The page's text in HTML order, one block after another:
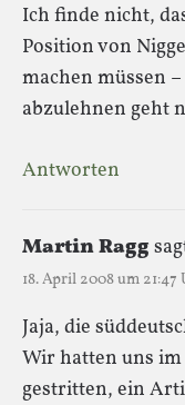
Ich finde nicht,
Position von
machen müssen
abzulehnen geht
Antworten
Martin Ragg
18. April 2008 um 21:47
Jaja, die
Wir hatten uns
gestritten, ein